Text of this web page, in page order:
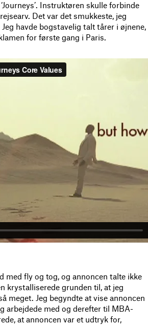
Instruktøren skulle forbinde
Det var det smukkeste, jeg
havde bogstavelig talt tårer i øjnene,
for første gang i Paris.
med fly og tog, og annoncen talte ikke
krystalliserede grunden til, at jeg
meget. Jeg begyndte at vise annoncen
arbejdede med og derefter til MBA-
at annoncen var et udtryk for,